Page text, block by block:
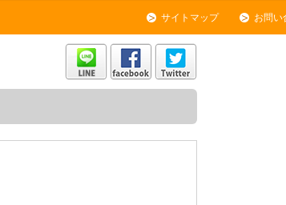
サイトマップ お問い